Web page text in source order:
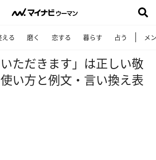
える 磨く 恋する 暮らす 占う メ
いただきます」は正しい敬
い方と例文・言い換え表